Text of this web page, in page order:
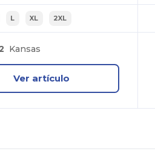
L XL 2XL
Kansas
Ver artículo